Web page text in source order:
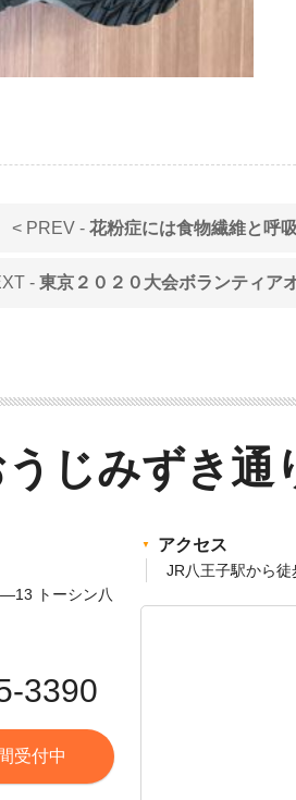
< PREV - 花粉症には食物繊維と呼
- 東京２０２０大会ボランティア
じみずき通
トーシン八
3390
受付中
アクセス
JR八王子駅から徒